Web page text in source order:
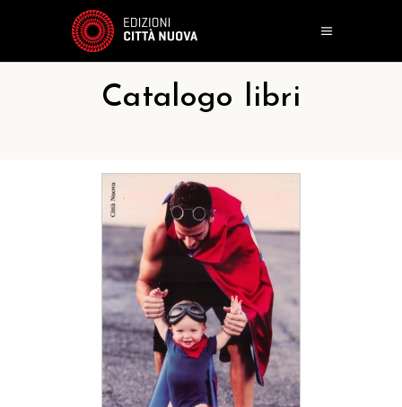
Catalogo libri